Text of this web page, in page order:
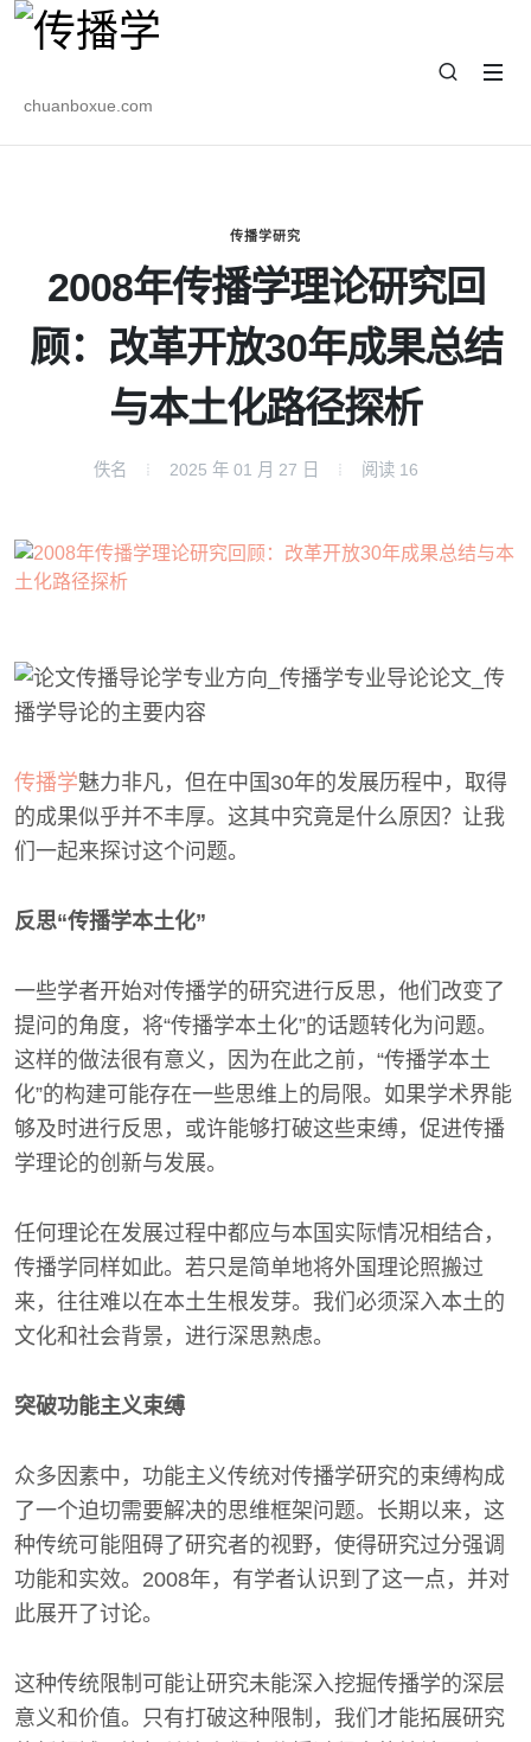
chuanboxue.com
传播学研究
2008年传播学理论研究回
顾：改革开放30年成果总结
与本土化路径探析
佚名 2025 年 01 月 27 日 阅读 16
传播学魅力非凡，但在中国30年的发展历程中，取得
的成果似乎并不丰厚。这其中究竟是什么原因？让我
们一起来探讨这个问题。
反思“传播学本土化”
一些学者开始对传播学的研究进行反思，他们改变了
提问的角度，将“传播学本土化”的话题转化为问题。
这样的做法很有意义，因为在此之前，“传播学本土
化”的构建可能存在一些思维上的局限。如果学术界能
够及时进行反思，或许能够打破这些束缚，促进传播
学理论的创新与发展。
任何理论在发展过程中都应与本国实际情况相结合，
传播学同样如此。若只是简单地将外国理论照搬过
来，往往难以在本土生根发芽。我们必须深入本土的
文化和社会背景，进行深思熟虑。
突破功能主义束缚
众多因素中，功能主义传统对传播学研究的束缚构成
了一个迫切需要解决的思维框架问题。长期以来，这
种传统可能阻碍了研究者的视野，使得研究过分强调
功能和实效。2008年，有学者认识到了这一点，并对
此展开了讨论。
这种传统限制可能让研究未能深入挖掘传播学的深层
意义和价值。只有打破这种限制，我们才能拓展研究